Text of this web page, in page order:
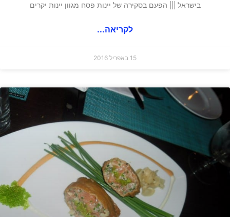
בישראל ||| הפעם בסקירה של יינות פסח מגוון יינות יקרים
לקריאה...
15 באפריל 2016